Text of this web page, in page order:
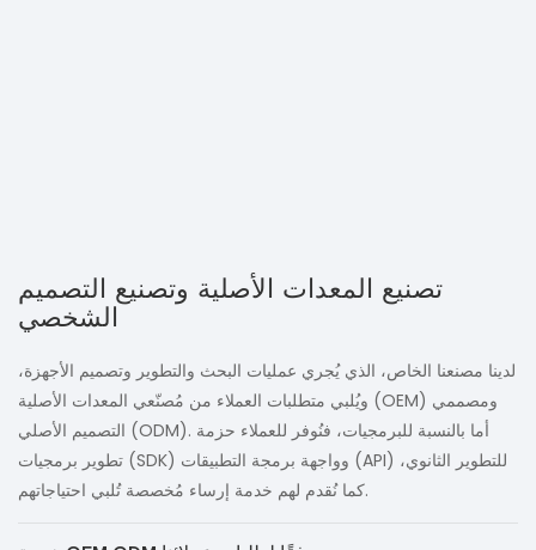
تصنيع المعدات الأصلية وتصنيع التصميم
الشخصي
لدينا مصنعنا الخاص، الذي يُجري عمليات البحث والتطوير وتصميم الأجهزة،
ويُلبي متطلبات العملاء من مُصنّعي المعدات الأصلية (OEM) ومصممي
التصميم الأصلي (ODM). أما بالنسبة للبرمجيات، فنُوفر للعملاء حزمة
تطوير برمجيات (SDK) وواجهة برمجة التطبيقات (API) للتطوير الثانوي،
كما نُقدم لهم خدمة إرساء مُخصصة تُلبي احتياجاتهم.